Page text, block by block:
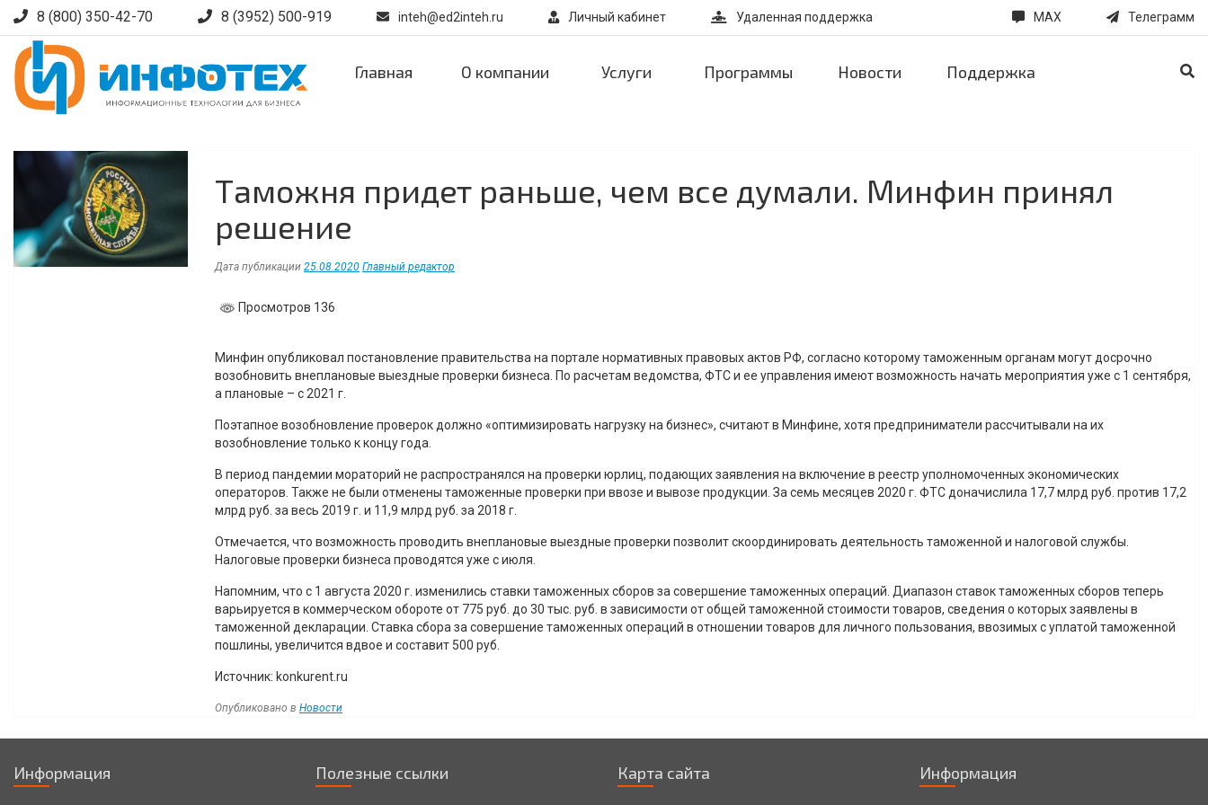
Skip
to
content
8 (800) 350-42-70 8 (3952) 500-919 inteh@ed2inteh.ru Личный кабинет Удаленная поддержка Телеграмм
MAX
Главная О компании Услуги Программы Новости Поддержка
Таможня придет раньше, чем все думали. Минфин принял
решение
Дата публикации 25.08.2020 Главный редактор
Просмотров 136
Минфин опубликовал постановление правительства на портале нормативных правовых актов РФ, согласно которому таможенным органам могут досрочно
возобновить внеплановые выездные проверки бизнеса. По расчетам ведомства, ФТС и ее управления имеют возможность начать мероприятия уже с 1 сентября,
а плановые – с 2021 г.
Поэтапное возобновление проверок должно «оптимизировать нагрузку на бизнес», считают в Минфине, хотя предприниматели рассчитывали на их
возобновление только к концу года.
В период пандемии мораторий не распространялся на проверки юрлиц, подающих заявления на включение в реестр уполномоченных экономических
операторов. Также не были отменены таможенные проверки при ввозе и вывозе продукции. За семь месяцев 2020 г. ФТС доначислила 17,7 млрд руб. против 17,2
млрд руб. за весь 2019 г. и 11,9 млрд руб. за 2018 г.
Отмечается, что возможность проводить внеплановые выездные проверки позволит скоординировать деятельность таможенной и налоговой службы.
Налоговые проверки бизнеса проводятся уже с июля.
Напомним, что с 1 августа 2020 г. изменились ставки таможенных сборов за совершение таможенных операций. Диапазон ставок таможенных сборов теперь
варьируется в коммерческом обороте от 775 руб. до 30 тыс. руб. в зависимости от общей таможенной стоимости товаров, сведения о которых заявлены в
таможенной декларации. Ставка сбора за совершение таможенных операций в отношении товаров для личного пользования, ввозимых с уплатой таможенной
пошлины, увеличится вдвое и составит 500 руб.
Источник: konkurent.ru
Опубликовано в Новости
по
Информация Полезные ссылки Карта сайта Информация